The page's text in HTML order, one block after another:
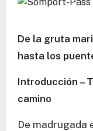
De la gruta
hasta los
Introducción –
camino
De madrugada